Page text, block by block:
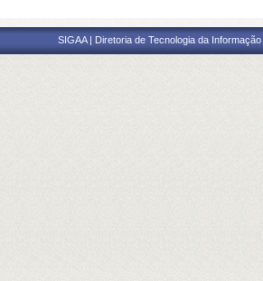
SIGAA | Diretoria de Tecnologia da